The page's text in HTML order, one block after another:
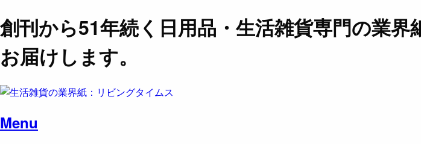
創刊から51年続く日用品・生活雑貨専門の業
お届けします。
Menu